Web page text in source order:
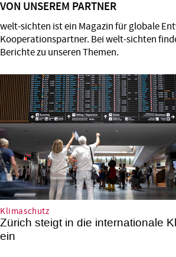
Direkt
Inhalt
VON UNSEREM PARTNER
welt-sichten ist ein Magazin für globale
Kooperationspartner. Bei welt-sichten
Berichte zu unseren Themen.
Klimaschutz
Zürich steigt in die internationale
ein